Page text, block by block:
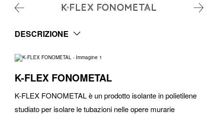
K-FLEX FONOMETAL
DESCRIZIONE
K-FLEX FONOMETAL
K-FLEX FONOMETAL è un prodotto isolante in polietilene
studiato per isolare le tubazioni nelle opere murarie